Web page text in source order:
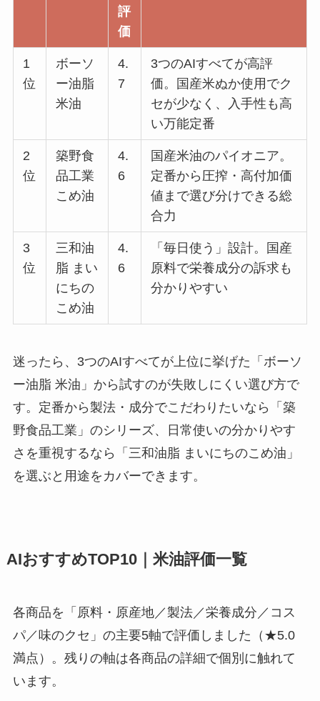
評
価
1
位
ボーソ
ー油脂
米油
4.
7
3つのAIすべてが高評
価。国産米ぬか使用でク
セが少なく、入手性も高
い万能定番
2
位
築野食
品工業
こめ油
4.
6
国産米油のパイオニア。
定番から圧搾・高付加価
値まで選び分けできる総
合力
3
位
三和油
脂 まい
にちの
こめ油
4.
6
「毎日使う」設計。国産
原料で栄養成分の訴求も
分かりやすい
迷ったら、3つのAIすべてが上位に挙げた「ボーソ
ー油脂 米油」から試すのが失敗しにくい選び方で
す。定番から製法・成分でこだわりたいなら「築
野食品工業」のシリーズ、日常使いの分かりやす
さを重視するなら「三和油脂 まいにちのこめ油」
を選ぶと用途をカバーできます。
AIおすすめTOP10｜米油評価一覧
各商品を「原料・原産地／製法／栄養成分／コス
パ／味のクセ」の主要5軸で評価しました（★5.0
満点）。残りの軸は各商品の詳細で個別に触れて
います。